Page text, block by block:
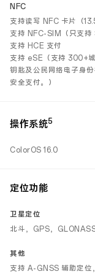
NFC
支持读写 NFC 卡片（
支持 NFC-SIM（只支持
支持 HCE 支付
支持 eSE（支持 300+
钥匙及公民网络电子身
安全支付。）
操作系统5
ColorOS 16.0
定位功能
卫星定位
北斗，GPS，
其他
支持 A-GNSS 辅助定位